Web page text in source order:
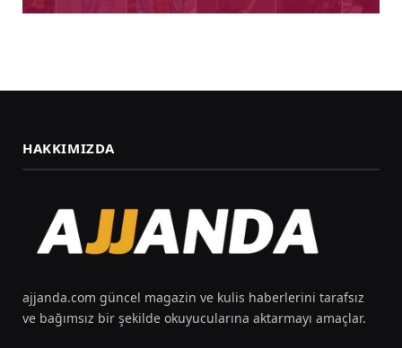
HAKKIMIZDA
ajjanda.com güncel magazin ve kulis haberlerini tarafsız
ve bağımsız bir şekilde okuyucularına aktarmayı amaçlar.